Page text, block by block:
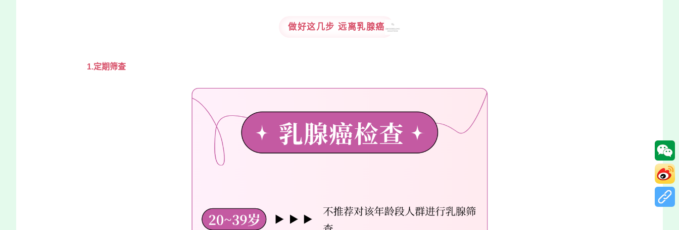
做好这几步 远离乳腺癌
1.定期筛查